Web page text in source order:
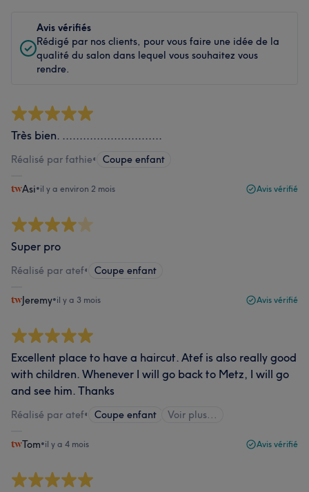
Avis vérifiés
Rédigé par nos clients, pour vous faire une idée de la
qualité du salon dans lequel vous souhaitez vous
rendre.
Très bien. .............................
Réalisé par fathie• Coupe enfant
Asi•il y a environ 2 mois Avis vérifié
Super pro
Réalisé par atef• Coupe enfant
Jeremy•il y a 3 mois Avis vérifié
Excellent place to have a haircut. Atef is also really good
with children. Whenever I will go back to Metz, I will go
and see him. Thanks
Réalisé par atef• Coupe enfant Voir plus...
Tom•il y a 4 mois Avis vérifié